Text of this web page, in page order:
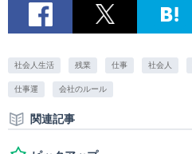
社会人生活 残業 仕事 社会人
仕事運 会社のルール
関連記事